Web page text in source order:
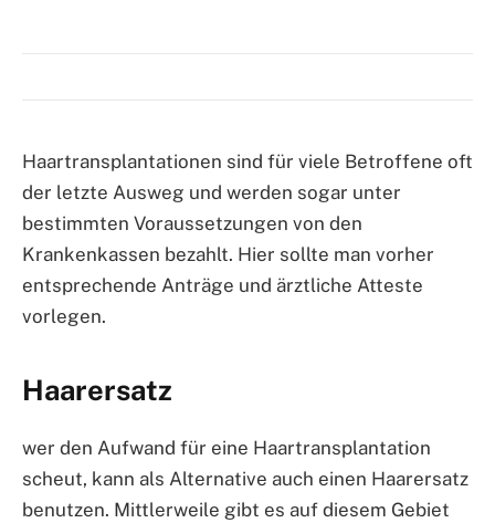
Haartransplantationen sind für viele Betroffene oft
der letzte Ausweg und werden sogar unter
bestimmten Voraussetzungen von den
Krankenkassen bezahlt. Hier sollte man vorher
entsprechende Anträge und ärztliche Atteste
vorlegen.
Haarersatz
wer den Aufwand für eine Haartransplantation
scheut, kann als Alternative auch einen Haarersatz
benutzen. Mittlerweile gibt es auf diesem Gebiet